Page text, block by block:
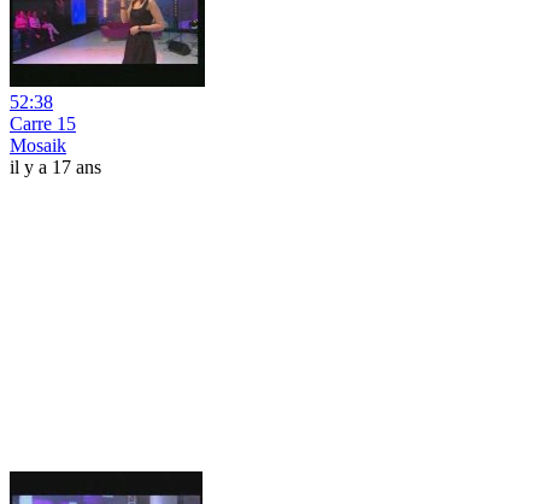
52:38
Carre 15
Mosaik
il y a 17 ans